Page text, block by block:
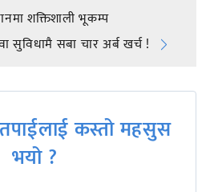
शक्तिशाली भूकम्प
सुविधामै सबा चार अर्ब खर्च !
कस्तो महसुस
भयो ?